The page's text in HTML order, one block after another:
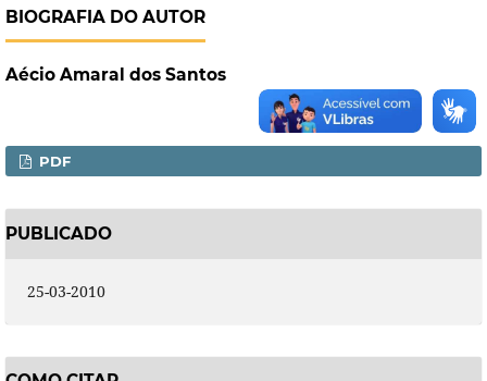
BIOGRAFIA DO AUTOR
Aécio Amaral dos Santos
PDF
PUBLICADO
25-03-2010